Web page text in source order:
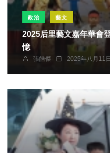
政治 藝文
2025后里藝文嘉年華會
憶
張皓傑 2025年八月11日